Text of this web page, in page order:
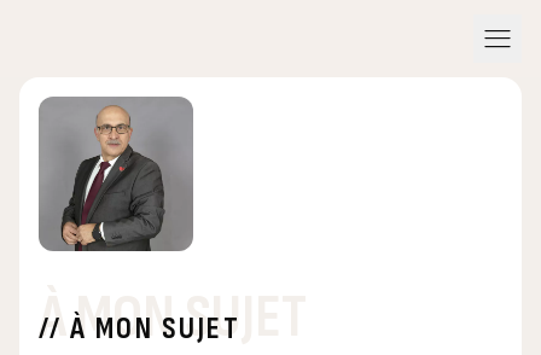
menu
// À MON SUJET
À MON SUJET